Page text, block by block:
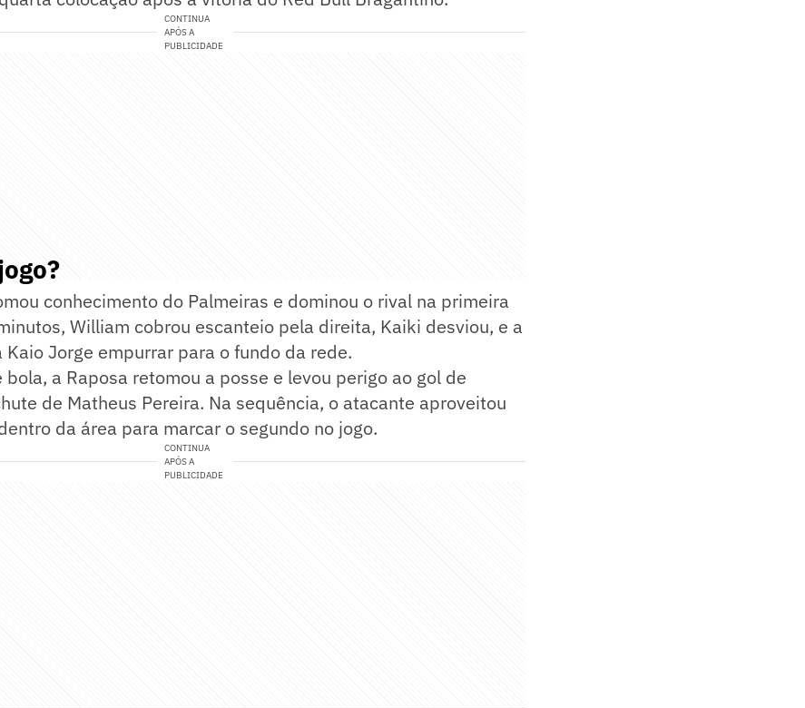
CONTINUA
APÓS A
PUBLICIDADE
conhecimento do Palmeiras e dominou o rival na primeira
William cobrou escanteio pela direita, Kaiki desviou, e a
Jorge empurrar para o fundo da rede.
bola, a Raposa retomou a posse e levou perigo ao gol de
de Matheus Pereira. Na sequência, o atacante aproveitou
da área para marcar o segundo no jogo.
CONTINUA
APÓS A
PUBLICIDADE